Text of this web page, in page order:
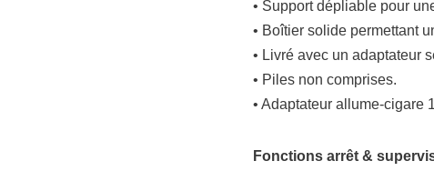
• Support dépliable pour
• Boîtier solide permettant
• Livré avec un adaptateur
• Piles non comprises.
• Adaptateur allume-cigare
Fonctions arrêt &